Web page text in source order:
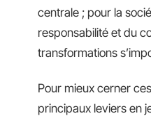
centrale ; pour la
responsabilité et du
transformations
Pour mieux cerner
principaux leviers en